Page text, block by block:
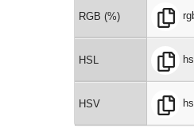
RGB (%)
HSL
HSV